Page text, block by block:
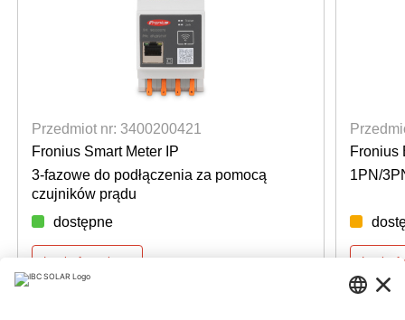
Przedmiot nr: 3400200421
Fronius Smart Meter IP
3-fazowe do podłączenia za pomocą
czujników prądu
dostępne
Login for prices
Fronius
1PN/
Login